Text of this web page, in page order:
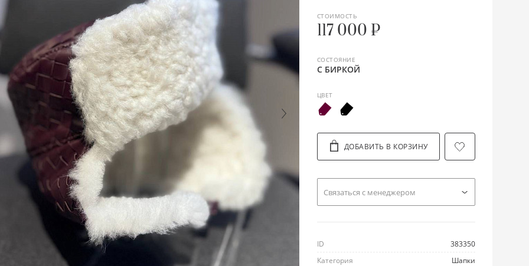
СТОИМОСТЬ
117 000 ₽
СОСТОЯНИЕ
С БИРКОЙ
ЦВЕТ
ДОБАВИТЬ В КОРЗИНУ
Cвязаться с менеджером
ID
383350
Категория
Шапки